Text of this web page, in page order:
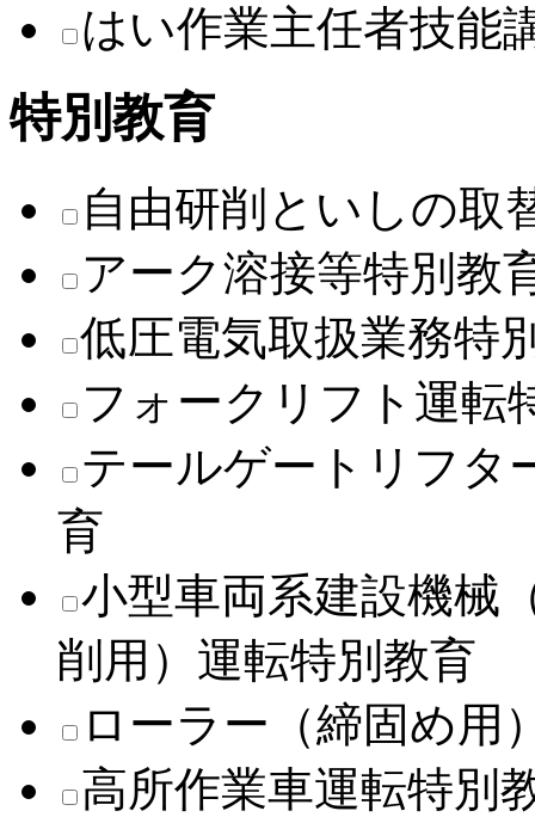
はい作業主任者技能
特別教育
自由研削といしの取
アーク溶接等特別教
低圧電気取扱業務特
フォークリフト運転
テールゲートリフタ
育
小型車両系建設機械
削用）運転特別教育
ローラー（締固め用
高所作業車運転特別